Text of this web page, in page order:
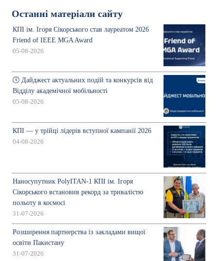
Останні матеріали сайту
КПІ ім. Ігоря Сікорського став лауреатом 2026
Friend of IEEE MGA Award
05-08-2026
🕔 Дайджест актуальних подій та конкурсів від
Відділу академічної мобільності
05-08-2026
КПІ — у трійці лідерів вступної кампанії 2026
04-08-2026
Наносупутник PolyITAN-1 КПІ ім. Ігоря
Сікорського встановив рекорд за тривалістю
польоту в космосі
31-07-2026
Розширення партнерства із закладами вищої
освіти Пакистану
31-07-2026